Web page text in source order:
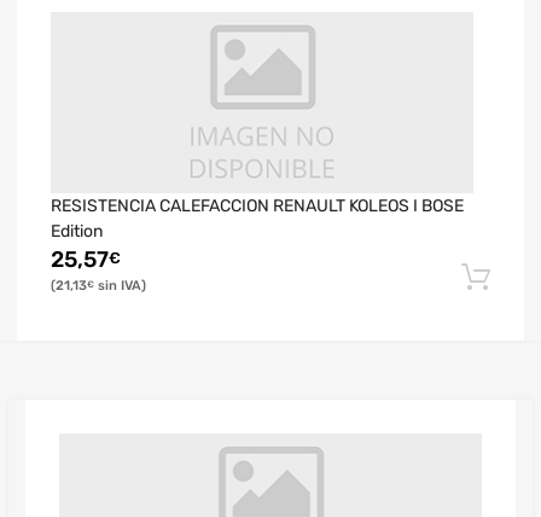
RESISTENCIA CALEFACCION RENAULT KOLEOS I BOSE
Edition
25,57€
21,13€